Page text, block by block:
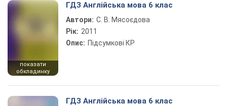
показати
обкладинку
ГДЗ Англійська мова 6 клас
Автори: С. В. Мясоєдова
Рік: 2011
Опис: Підсумкові КР
ГДЗ Англійська мова 6 клас